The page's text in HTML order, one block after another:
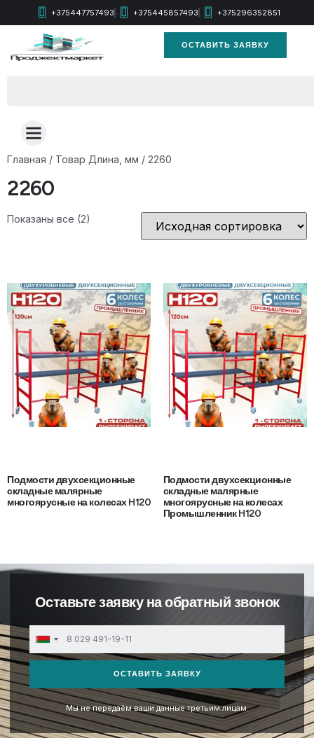
+375447757493 +375445857493 +375296352851
ОСТАВИТЬ ЗАЯВКУ
Главная / Товар Длина, мм / 2260
2260
Показаны все (2)
Подмости двухсекционные
складные малярные
многоярусные на колесах H120
Подмости двухсекционные
складные малярные
многоярусные на колесах
Промышленник H120
Оставьте заявку на обратный звонок
Belarus
+375
ОСТАВИТЬ ЗАЯВКУ
Мы не передаём ваши данные третьим лицам.